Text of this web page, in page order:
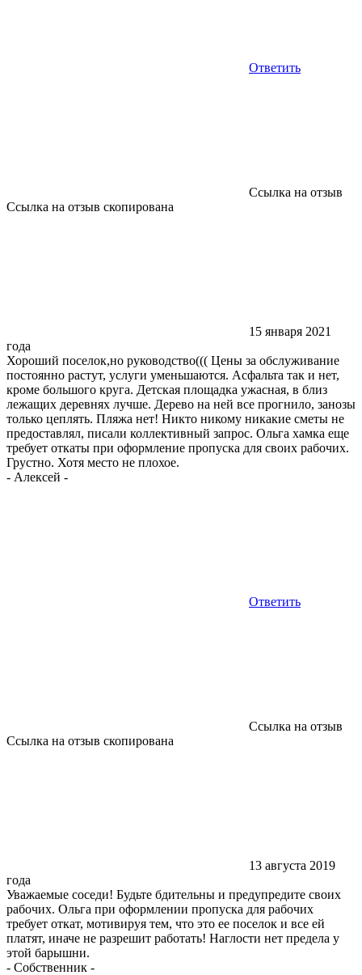
Ответить
Ссылка на отзыв
Ссылка на отзыв скопирована
15 января 2021
года
Хороший поселок,но руководство((( Цены за обслуживание
постоянно растут, услуги уменьшаются. Асфальта так и нет,
кроме большого круга. Детская площадка ужасная, в близ
лежащих деревнях лучше. Дерево на ней все прогнило, занозы
только цеплять. Пляжа нет! Никто никому никакие сметы не
предоставлял, писали коллективный запрос. Ольга хамка еще
требует откаты при оформление пропуска для своих рабочих.
Грустно. Хотя место не плохое.
- Алексей -
Ответить
Ссылка на отзыв
Ссылка на отзыв скопирована
13 августа 2019
года
Уважаемые соседи! Будьте бдительны и предупредите своих
рабочих. Ольга при оформлении пропуска для рабочих
требует откат, мотивируя тем, что это ее поселок и все ей
платят, иначе не разрешит работать! Наглости нет предела у
этой барышни.
- Собственник -